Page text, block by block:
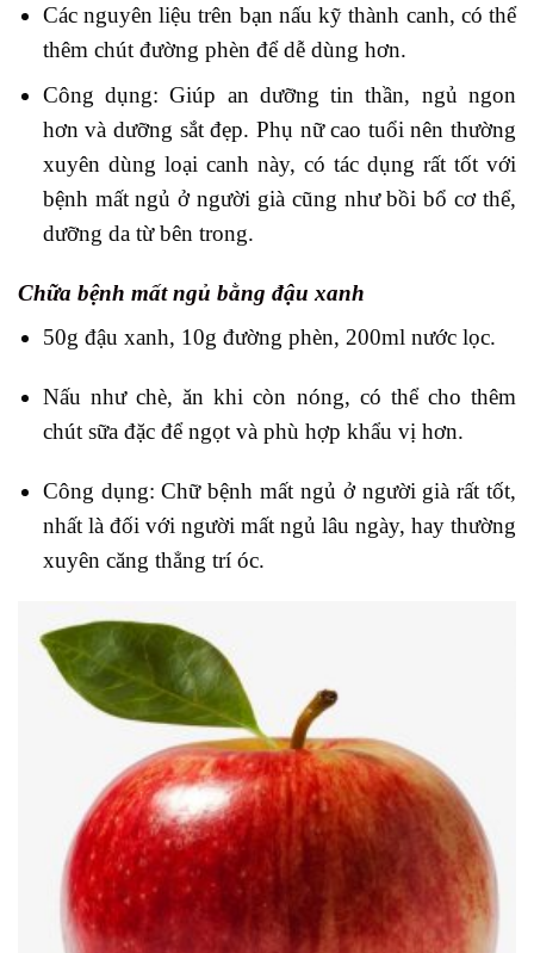
Các nguyên liệu trên bạn nấu kỹ thành canh, có thể
thêm chút đường phèn để dễ dùng hơn.
Công dụng: Giúp an dưỡng tin thần, ngủ ngon
hơn và dưỡng sắt đẹp. Phụ nữ cao tuổi nên thường
xuyên dùng loại canh này, có tác dụng rất tốt với
bệnh mất ngủ ở người già cũng như bồi bổ cơ thể,
dưỡng da từ bên trong.
Chữa bệnh mất ngủ bằng đậu xanh
50g đậu xanh, 10g đường phèn, 200ml nước lọc.
Nấu như chè, ăn khi còn nóng, có thể cho thêm
chút sữa đặc để ngọt và phù hợp khẩu vị hơn.
Công dụng: Chữ bệnh mất ngủ ở người già rất tốt,
nhất là đối với người mất ngủ lâu ngày, hay thường
xuyên căng thẳng trí óc.